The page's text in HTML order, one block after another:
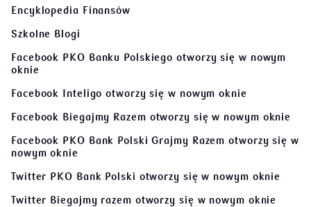
Encyklopedia Finansów
Szkolne Blogi
Facebook PKO Banku Polskiego otworzy się w nowym
oknie
Facebook Inteligo otworzy się w nowym oknie
Facebook Biegajmy Razem otworzy się w nowym oknie
Facebook PKO Bank Polski Grajmy Razemotworzy się w
nowym oknie
Twitter PKO Bank Polski otworzy się w nowym oknie
Twitter Biegajmy razem otworzy się w nowym oknie